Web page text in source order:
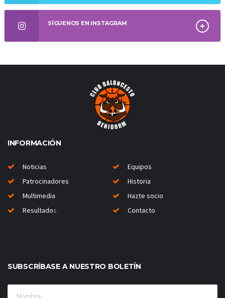
SÍGUENOS EN INSTAGRAM
INFORMACIÓN
Noticias
Equipos
Patrocinadores
Historia
Multimedia
Hazte socio
Resultados Contacto
SUBSCRÍBASE A NUESTRO BOLETÍN